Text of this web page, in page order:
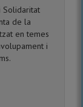
Solidaritat
de la
en temes
i